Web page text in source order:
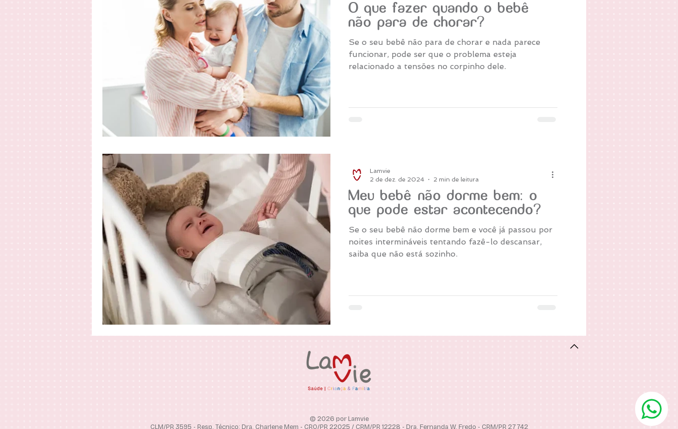
O que fazer quando o bebê
não para de chorar?
Se o seu bebê não para de chorar e nada parece
funcionar, pode ser que o problema esteja
relacionado a tensões no corpinho dele.
Meu bebê não dorme bem: o
que pode estar acontecendo?
Se o seu bebê não dorme bem e você já passou por
noites intermináveis tentando fazê-lo descansar,
saiba que não está sozinho.
Lamvie
2 de dez. de 2024
2 min de leitura
© 2026 por Lamvie
CLM/PR 3595 - Resp. Técnico: Dra. Charlene Mem - CRO/PR 22025 / CRM/PR 12228 - Dra. Fernanda W. Fredo - CRM/PR 27742